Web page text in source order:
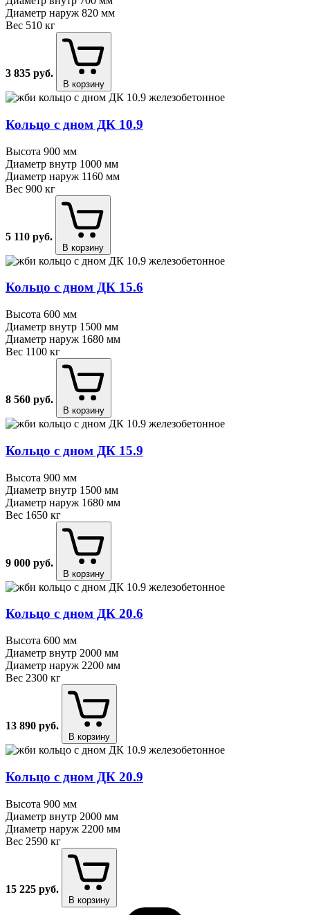
Диаметр наруж 820 мм
Вес 510 кг
3 835 руб.
В корзину
Кольцо с дном ДК 10.9
Высота 900 мм
Диаметр внутр 1000 мм
Диаметр наруж 1160 мм
Вес 900 кг
5 110 руб.
В корзину
Кольцо с дном ДК 15.6
Высота 600 мм
Диаметр внутр 1500 мм
Диаметр наруж 1680 мм
Вес 1100 кг
8 560 руб.
В корзину
Кольцо с дном ДК 15.9
Высота 900 мм
Диаметр внутр 1500 мм
Диаметр наруж 1680 мм
Вес 1650 кг
9 000 руб.
В корзину
Кольцо с дном ДК 20.6
Высота 600 мм
Диаметр внутр 2000 мм
Диаметр наруж 2200 мм
Вес 2300 кг
13 890 руб.
В корзину
Кольцо с дном ДК 20.9
Высота 900 мм
Диаметр внутр 2000 мм
Диаметр наруж 2200 мм
Вес 2590 кг
15 225 руб.
В корзину